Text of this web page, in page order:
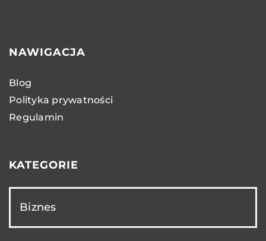
NAWIGACJA
Blog
Polityka prywatności
Regulamin
KATEGORIE
Biznes